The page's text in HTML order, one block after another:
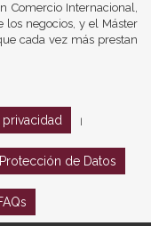
Comercio Internacional,
negocios, y el Máster
cada vez más prestan
de Datos